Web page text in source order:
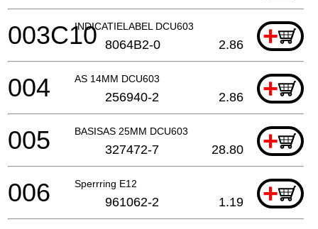
INDICATIELABEL DCU603 +
003C10 8064B2-0 2.86
AS 14MM DCU603 +
004 256940-2 2.86
BASISAS 25MM DCU603 +
005 327472-7 28.80
Sperrring E12 +
006 961062-2 1.19